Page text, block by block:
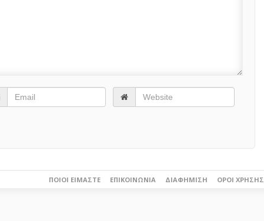
ΠΟΙΟΙ ΕΊΜΑΣΤΕ ΕΠΙΚΟΙΝΩΝΊΑ ΔΙΑΦΉΜΙΣΗ ΌΡΟΙ ΧΡΉΣΗΣ